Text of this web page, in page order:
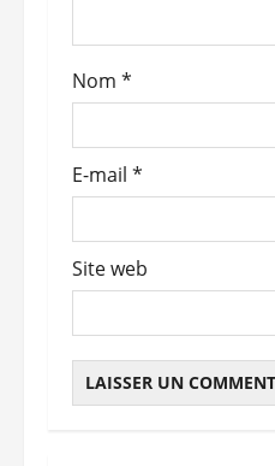
a
r
t
i
c
l
e
Nom *
E-mail *
Site web